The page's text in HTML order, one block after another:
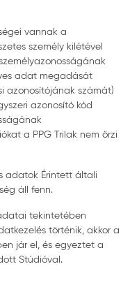
vannak a
személy kilétével
adat megadását
azonosítójának számát)
azonosító kód
a PPG Trilak nem őrzi
adatok Érintett általi
áll fenn.
tekintetében
történik, akkor a
jár el, és egyeztet a
Stúdióval.